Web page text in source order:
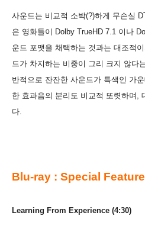
사운드는 비교적 소박(?)하게 무손실
은 영화들이 Dolby TrueHD 7.1 이나
운드 포맷을 채택하는 것과는 대조적
드가 차지하는 비중이 그리 크지 않다
반적으로 잔잔한 사운드가 특색 인 가
한 효과음의 분리도 비교적 또렷하며,
다.
Blu-ray : Special
Learning From Experience (4:30)